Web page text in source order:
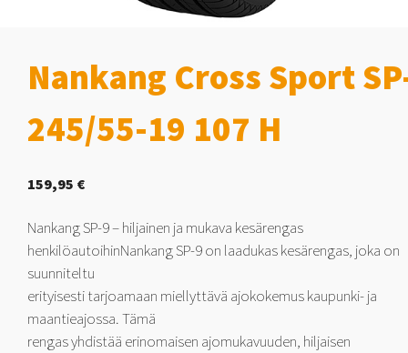
Nankang Cross Sport
245/55-19 107 H
159,95 €
Nankang SP-9 – hiljainen ja mukava kesärengas
henkilöautoihinNankang SP-9 on laadukas kesärengas, joka on
suunniteltu
erityisesti tarjoamaan miellyttävä ajokokemus kaupunki- ja
maantieajossa. Tämä
rengas yhdistää erinomaisen ajomukavuuden, hiljaisen